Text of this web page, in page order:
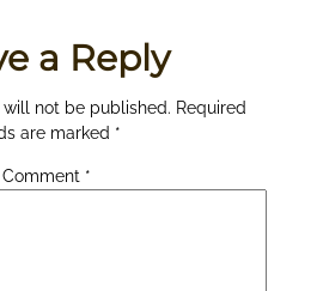
a Reply
not be published. Required
are marked *
Comment *